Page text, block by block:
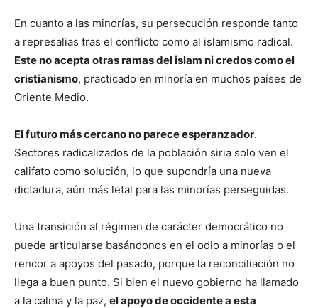
En cuanto a las minorías, su persecución responde tanto
a represalias tras el conflicto como al islamismo radical.
Este no acepta otras ramas del islam ni credos como el
cristianismo, practicado en minoría en muchos países de
Oriente Medio.
El futuro más cercano no parece esperanzador.
Sectores radicalizados de la población siria solo ven el
califato como solución, lo que supondría una nueva
dictadura, aún más letal para las minorías perseguidas.
Una transición al régimen de carácter democrático no
puede articularse basándonos en el odio a minorías o el
rencor a apoyos del pasado, porque la reconciliación no
llega a buen punto. Si bien el nuevo gobierno ha llamado
a la calma y la paz, el apoyo de occidente a esta